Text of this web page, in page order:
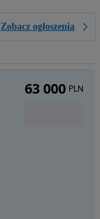
Zobacz ogłoszenia
63 000 PLN